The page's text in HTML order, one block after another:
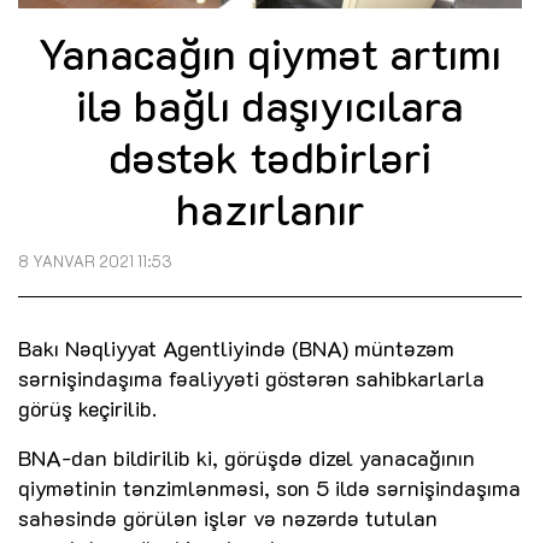
Yanacağın qiymət artımı
ilə bağlı daşıyıcılara
dəstək tədbirləri
hazırlanır
8 YANVAR 2021 11:53
Bakı Nəqliyyat Agentliyində (BNA) müntəzəm
sərnişindaşıma fəaliyyəti göstərən sahibkarlarla
görüş keçirilib.
BNA-dan bildirilib ki, görüşdə dizel yanacağının
qiymətinin tənzimlənməsi, son 5 ildə sərnişindaşıma
sahəsində görülən işlər və nəzərdə tutulan